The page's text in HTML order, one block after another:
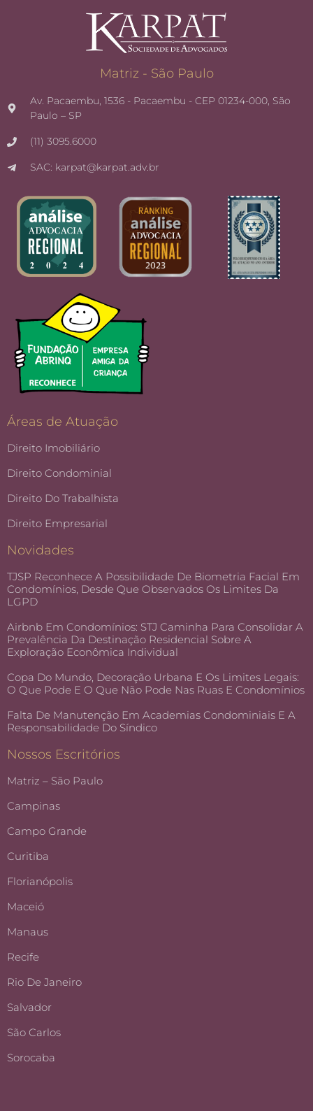
Matriz - São Paulo
Av. Pacaembu, 1536 - Pacaembu - CEP 01234-000, São
Paulo – SP
(11) 3095.6000
SAC: karpat@karpat.adv.br
Áreas de Atuação
Direito Imobiliário
Direito Condominial
Direito Do Trabalhista
Direito Empresarial
Novidades
TJSP Reconhece A Possibilidade De Biometria Facial Em
Condomínios, Desde Que Observados Os Limites Da
LGPD
Airbnb Em Condomínios: STJ Caminha Para Consolidar A
Prevalência Da Destinação Residencial Sobre A
Exploração Econômica Individual
Copa Do Mundo, Decoração Urbana E Os Limites Legais:
O Que Pode E O Que Não Pode Nas Ruas E Condomínios
Falta De Manutenção Em Academias Condominiais E A
Responsabilidade Do Síndico
Nossos Escritórios
Matriz – São Paulo
Campinas
Campo Grande
Curitiba
Florianópolis
Maceió
Manaus
Recife
Rio De Janeiro
Salvador
São Carlos
Sorocaba